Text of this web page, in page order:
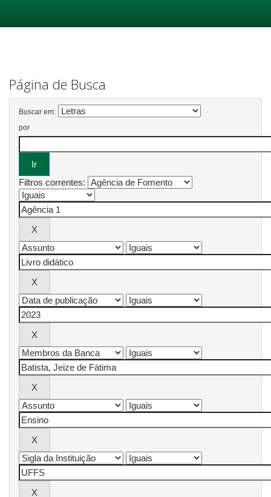
Página de Busca
Buscar em:
por
Filtros correntes: